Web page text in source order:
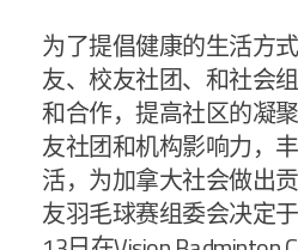
为了提倡健康的生活方
友、校友社团、和社会
和合作，提高社区的凝
友社团和机构影响力，
活，为加拿大社会做出
友羽毛球赛组委会决定